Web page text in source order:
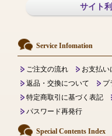
サイト
Service Infomation
ご注文の流れ お支払い
返品・交換について
プ
特定商取引に基づく表記
パスワード再発行
Special Contents Index